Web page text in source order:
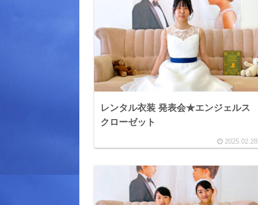
レンタル衣装 発表会★エンジェルス
クローゼット
2025.02.28